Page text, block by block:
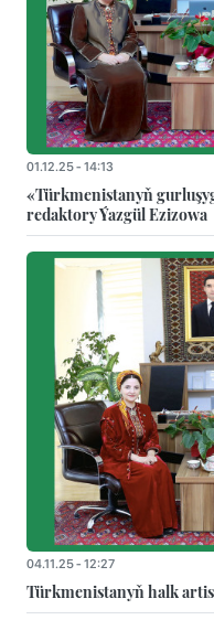
01.12.25 - 14:13
«Türkmenistanyň
redaktory Ýazgül Ezizowa
04.11.25 - 12:27
Türkmenistanyň halk